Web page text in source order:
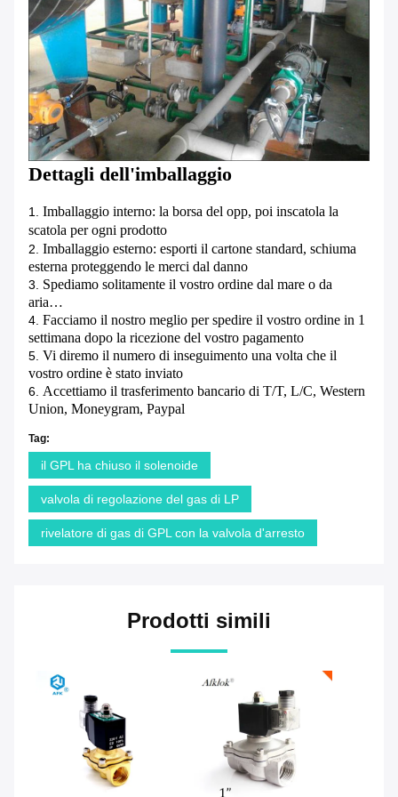
Dettagli dell'imballaggio
1. Imballaggio interno: la borsa del opp, poi inscatola la
scatola per ogni prodotto
2. Imballaggio esterno: esporti il cartone standard, schiuma
esterna proteggendo le merci dal danno
3. Spediamo solitamente il vostro ordine dal mare o da
aria…
4. Facciamo il nostro meglio per spedire il vostro ordine in 1
settimana dopo la ricezione del vostro pagamento
5. Vi diremo il numero di inseguimento una volta che il
vostro ordine è stato inviato
6. Accettiamo il trasferimento bancario di T/T, L/C, Western
Union, Moneygram, Paypal
Tag:
il GPL ha chiuso il solenoide
valvola di regolazione del gas di LP
rivelatore di gas di GPL con la valvola d'arresto
Prodotti simili